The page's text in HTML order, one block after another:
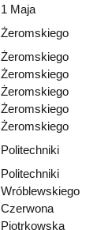
1 Maja
Żeromskiego
Żeromskiego
Żeromskiego
Żeromskiego
Żeromskiego
Żeromskiego
Politechniki
Politechniki
Wróblewskiego
Czerwona
Piotrkowska